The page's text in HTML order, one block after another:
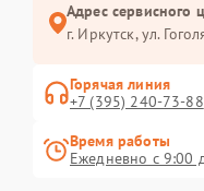
Адрес сервисного
г. Иркутск, ул.
Горячая линия
+7 (395) 240-73-88
Время работы
Ежедневно с 9:00